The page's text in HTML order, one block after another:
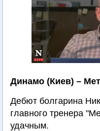
Динамо (Киев) –
Дебют болгарина
главного тренера
удачным.